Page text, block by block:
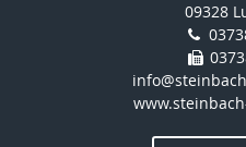
09328